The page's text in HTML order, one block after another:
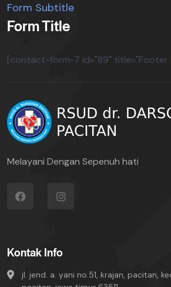
Form Subtitle
Form Title
[contact-form-7 id="89" title="Footer
Melayani Dengan Sepenuh hati
Kontak Info
jl. jend. a. yani no.51, krajan, pacitan,